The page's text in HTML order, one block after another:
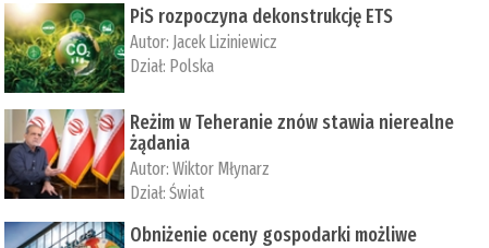
PiS rozpoczyna dekonstrukcję ETS
Autor: Jacek Liziniewicz
Dział: Polska
Reżim w Teheranie znów stawia nierealne
żądania
Autor:Wiktor Młynarz
Dział:Świat
Obniżenie oceny gospodarki możliwe